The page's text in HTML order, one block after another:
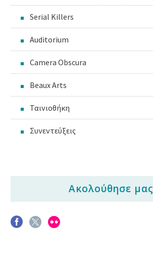
Serial Killers
Auditorium
Camera Obscura
Beaux Arts
Ταινιοθήκη
Συνεντεύξεις
Ακολούθησε μας